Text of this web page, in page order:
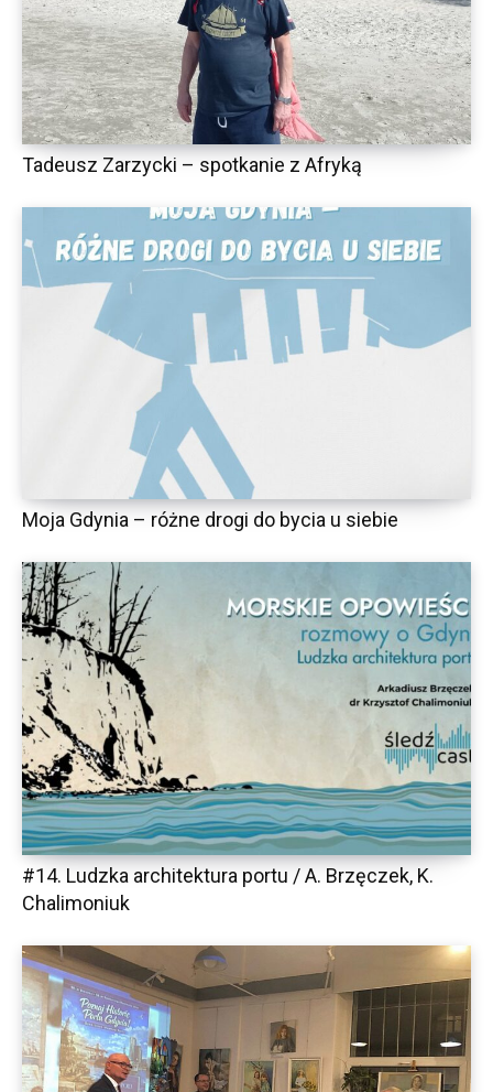
Tadeusz Zarzycki – spotkanie z Afryką
Moja Gdynia – różne drogi do bycia u siebie
#14. Ludzka architektura portu / A. Brzęczek, K.
Chalimoniuk